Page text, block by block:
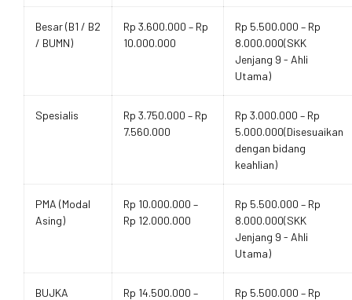
Besar (B1 / B2
/ BUMN)
Rp 3.600.000 – Rp
10.000.000
Rp 5.500.000 – Rp
8.000.000(SKK
Jenjang 9 - Ahli
Utama)
Spesialis
Rp 3.750.000 – Rp
7.560.000
Rp 3.000.000 – Rp
5.000.000(Disesuaikan
dengan bidang
keahlian)
PMA (Modal
Asing)
Rp 10.000.000 –
Rp 12.000.000
Rp 5.500.000 – Rp
8.000.000(SKK
Jenjang 9 - Ahli
Utama)
BUJKA
Rp 14.500.000 –
Rp 5.500.000 – Rp